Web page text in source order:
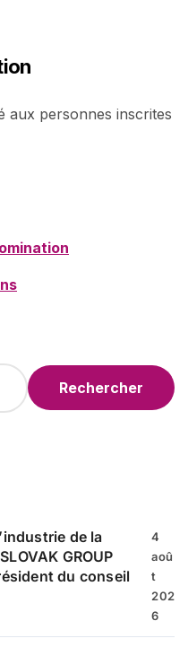
aux personnes inscrites
de la
GROUP
du conseil
4
aoû
t
202
6